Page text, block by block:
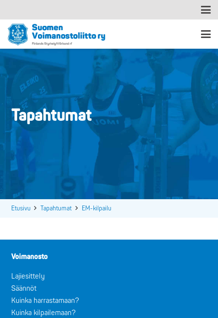
Tapahtumat
Etusivu Tapahtumat EM-kilpailu
Voimanosto
Lajiesittely
Säännöt
Kuinka harrastamaan?
Kuinka kilpailemaan?